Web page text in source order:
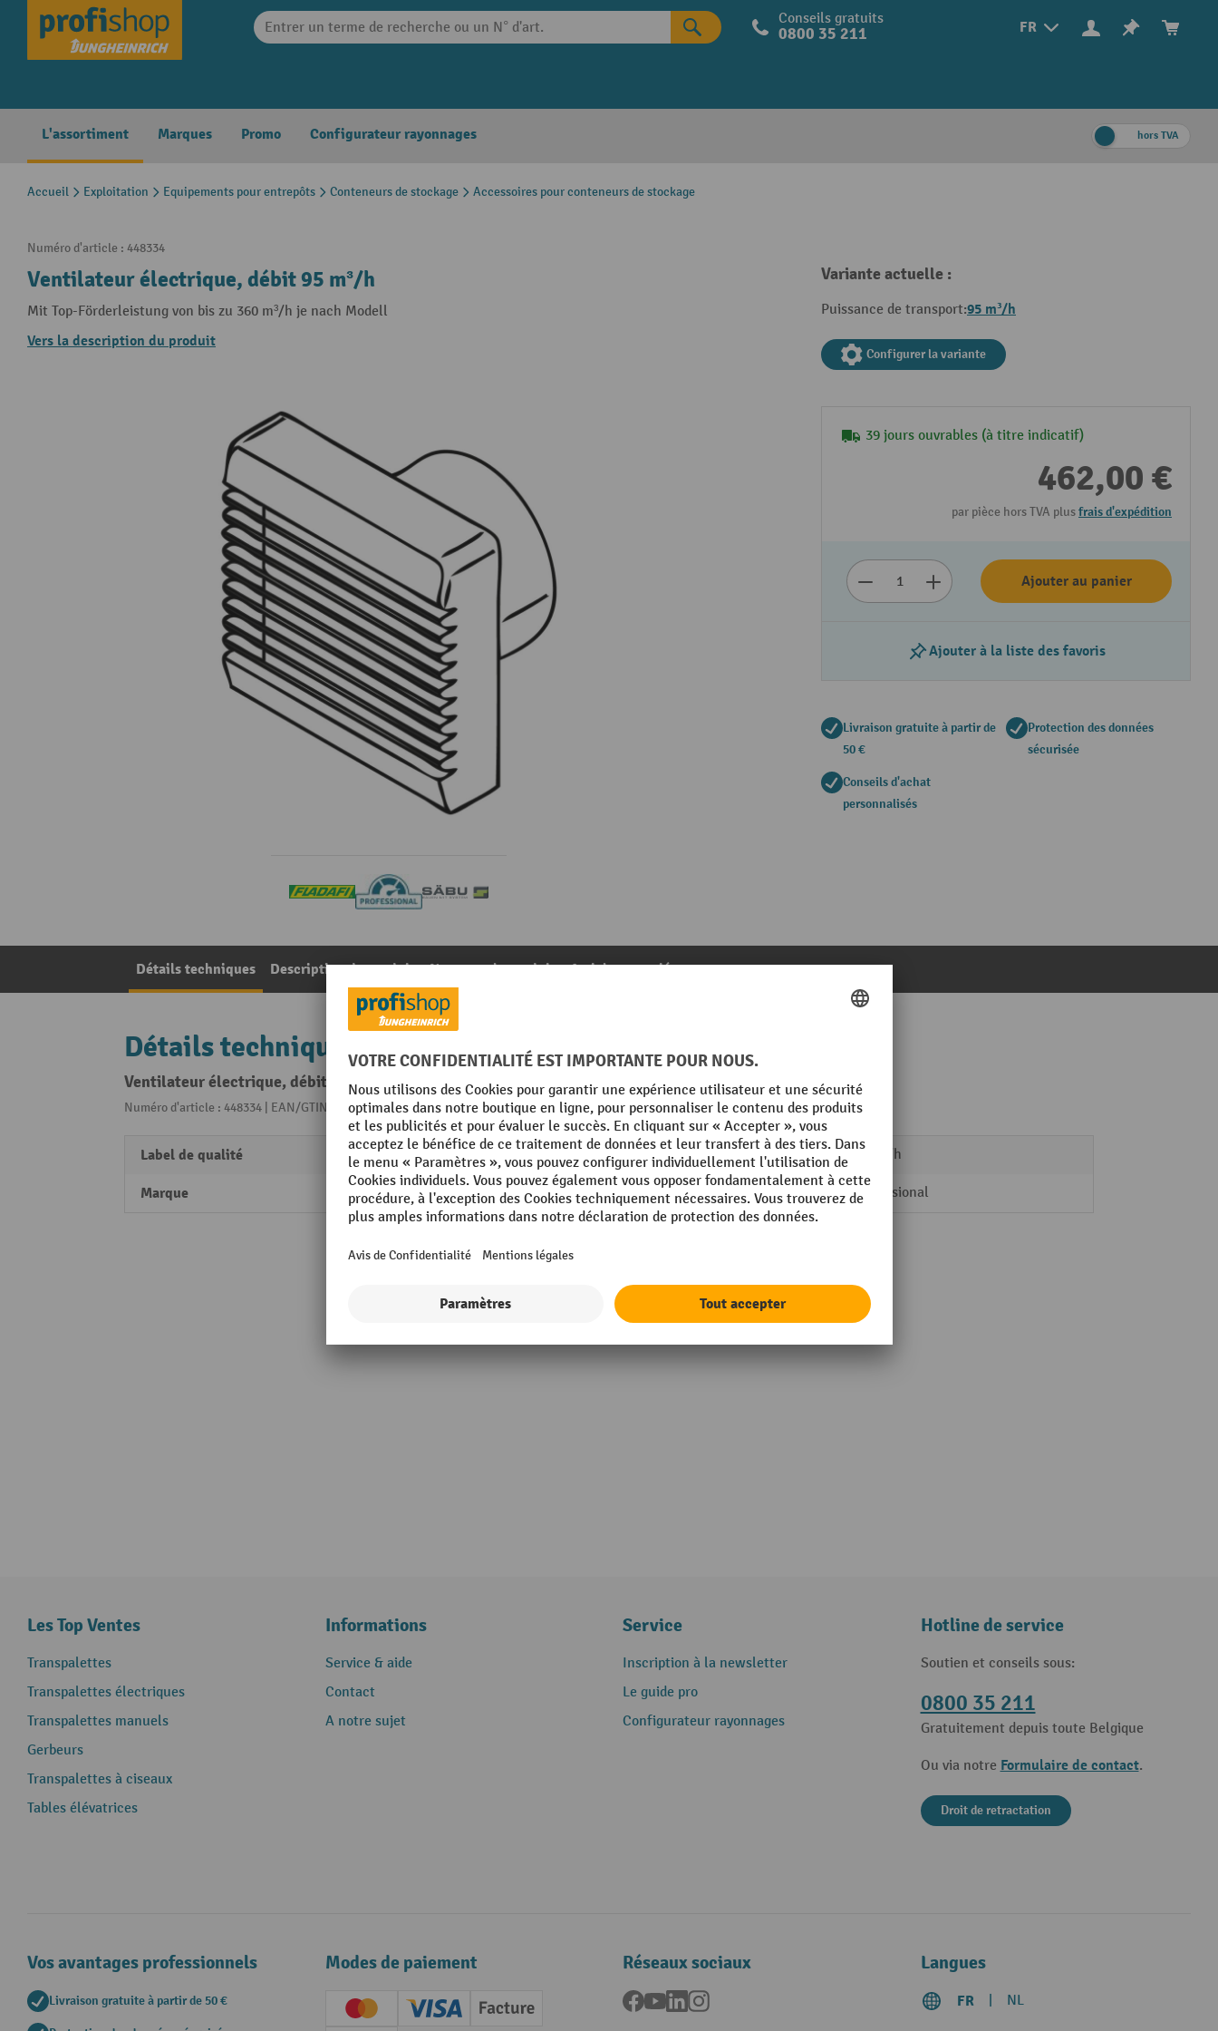
Skip to main navigation FR
Conseils gratuits
0800 35 211
L'assortiment Marques Promo Configurateur rayonnages hors TVA
Accueil Exploitation Equipements pour entrepôts Conteneurs de stockage Accessoires pour conteneurs de stockage
Numéro d'article : 448334
Ventilateur électrique, débit 95 m³/h
Mit Top-Förderleistung von bis zu 360 m³/h je nach Modell
Vers la description du produit
Variante actuelle :
Puissance de transport:95 m³/h
Configurer la variante
39 jours ouvrables (à titre indicatif)
462,00 €
par pièce hors TVA plusfrais d'expédition
Ajouter au panier
Ajouter à la liste des favoris
Livraison gratuite à partir de
50 €
Protection des données
sécurisée
Conseils d'achat
personnalisés
Détails techniques Description du produit Notes sur le produit Articles associés
Détails techniques
Ventilateur électrique, débit 95 m³/h
Numéro d'article : 448334 | EAN/GTIN: 4055091275529De la catégorie :Accessoires pour conteneurs de stockage
Label de qualité Säbu
Marque FLADAFI®
Puissance de transport 95 m³/h
Rubrique Professional
Les Top Ventes
Transpalettes
Transpalettes électriques
Transpalettes manuels
Gerbeurs
Transpalettes à ciseaux
Tables élévatrices
Informations
Service & aide
Contact
A notre sujet
Service
Inscription à la newsletter
Le guide pro
Configurateur rayonnages
Hotline de service
Soutien et conseils sous:
0800 35 211
Gratuitement depuis toute Belgique
Ou via notre Formulaire de contact.
Droit de retractation
Vos avantages professionnels
Livraison gratuite à partir de 50 €
Modes de paiement
Creditcard (Master)Creditcard (Visa)
Facture
Réseaux sociaux
Facebook
YouTubeLinkedInInstagram
Langues
FR NL